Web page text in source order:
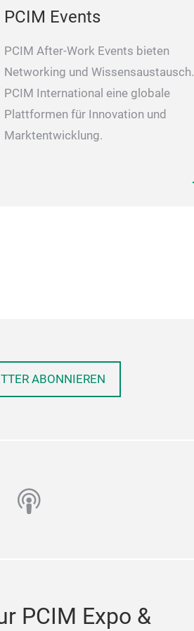
PCIM Events
PCIM After-Work Events bieten
Networking und Wissensaustausch.
PCIM International eine globale
Plattformen für Innovation und
Marktentwicklung.
ABONNIEREN
podcast
PCIM Expo &